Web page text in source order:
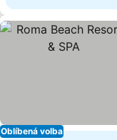
Oblíbená volba